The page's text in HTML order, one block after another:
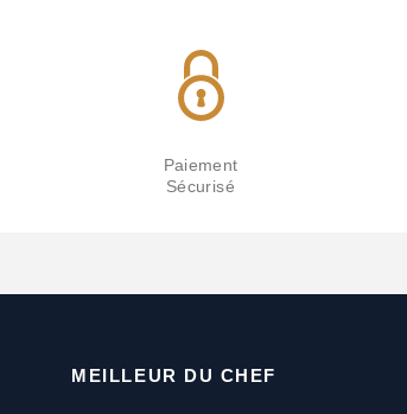
Paiement
Sécurisé
MEILLEUR DU CHEF